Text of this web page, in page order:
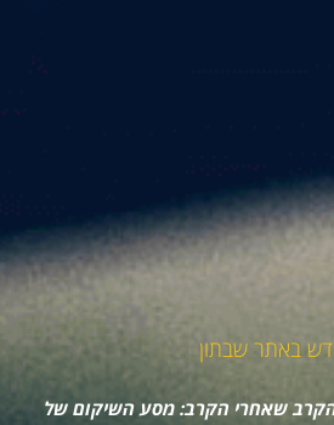
באתר שבתון
שאחרי הקרב: מסע השיקום של